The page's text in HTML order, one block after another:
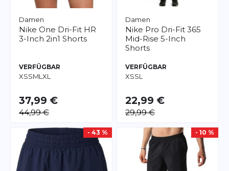
Damen
Nike One Dri-Fit HR
3-Inch 2in1 Shorts
VERFÜGBAR
XSSML XL
37,99 €
44,99 €
Damen
Nike Pro Dri-Fit 365
Mid-Rise 5-Inch
Shorts
VERFÜGBAR
XSSL
22,99 €
29,99 €
- 43 % - 10 %